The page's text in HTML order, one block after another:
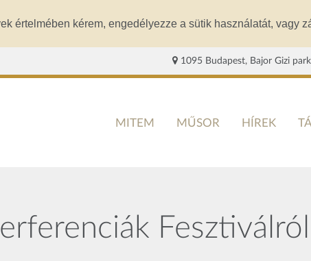
értelmében kérem, engedélyezze a sütik használatát, vagy
1095 Budapest, Bajor Gizi
MITEM MŰSOR HÍREK
Fesztiválról